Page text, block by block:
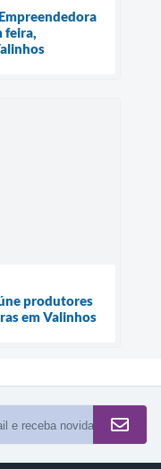
feira,
produtores
em Valinhos